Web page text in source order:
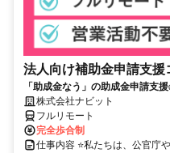
法人向け補助金申請支
「助成金なう」の助成金申請支
株式会社ナビット
フルリモート
完全歩合制
仕事内容 ⭐私たちは、公官庁